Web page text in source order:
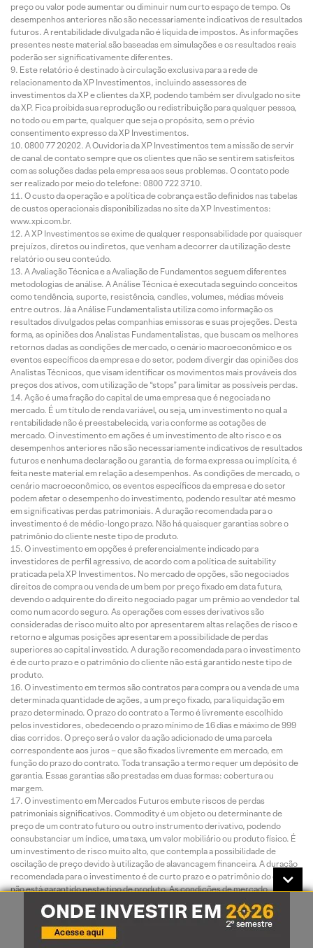
preço ou valor pode aumentar ou diminuir num curto espaço de tempo. Os
desempenhos anteriores não são necessariamente indicativos de resultados
futuros. A rentabilidade divulgada não é líquida de impostos. As informações
presentes neste material são baseadas em simulações e os resultados reais
poderão ser significativamente diferentes.
Este relatório é destinado à circulação exclusiva para a rede de
relacionamento da XP Investimentos, incluindo assessores de
investimentos da XP e clientes da XP, podendo também ser divulgado no site
da XP. Fica proibida sua reprodução ou redistribuição para qualquer pessoa,
no todo ou em parte, qualquer que seja o propósito, sem o prévio
consentimento expresso da XP Investimentos.
0800 77 20202. A Ouvidoria da XP Investimentos tem a missão de servir
de canal de contato sempre que os clientes que não se sentirem satisfeitos
com as soluções dadas pela empresa aos seus problemas. O contato pode
ser realizado por meio do telefone: 0800 722 3710.
O custo da operação e a política de cobrança estão definidos nas tabelas
de custos operacionais disponibilizadas no site da XP Investimentos:
www.xpi.com.br.
A XP Investimentos se exime de qualquer responsabilidade por quaisquer
prejuízos, diretos ou indiretos, que venham a decorrer da utilização deste
relatório ou seu conteúdo.
A Avaliação Técnica e a Avaliação de Fundamentos seguem diferentes
metodologias de análise. A Análise Técnica é executada seguindo conceitos
como tendência, suporte, resistência, candles, volumes, médias móveis
entre outros. Já a Análise Fundamentalista utiliza como informação os
resultados divulgados pelas companhias emissoras e suas projeções. Desta
forma, as opiniões dos Analistas Fundamentalistas, que buscam os melhores
retornos dadas as condições de mercado, o cenário macroeconômico e os
eventos específicos da empresa e do setor, podem divergir das opiniões dos
Analistas Técnicos, que visam identificar os movimentos mais prováveis dos
preços dos ativos, com utilização de “stops” para limitar as possíveis perdas.
Ação é uma fração do capital de uma empresa que é negociada no
mercado. É um título de renda variável, ou seja, um investimento no qual a
rentabilidade não é preestabelecida, varia conforme as cotações de
mercado. O investimento em ações é um investimento de alto risco e os
desempenhos anteriores não são necessariamente indicativos de resultados
futuros e nenhuma declaração ou garantia, de forma expressa ou implícita, é
feita neste material em relação a desempenhos. As condições de mercado, o
cenário macroeconômico, os eventos específicos da empresa e do setor
podem afetar o desempenho do investimento, podendo resultar até mesmo
em significativas perdas patrimoniais. A duração recomendada para o
investimento é de médio-longo prazo. Não há quaisquer garantias sobre o
patrimônio do cliente neste tipo de produto.
O investimento em opções é preferencialmente indicado para
investidores de perfil agressivo, de acordo com a política de suitability
praticada pela XP Investimentos. No mercado de opções, são negociados
direitos de compra ou venda de um bem por preço fixado em data futura,
devendo o adquirente do direito negociado pagar um prêmio ao vendedor tal
como num acordo seguro. As operações com esses derivativos são
consideradas de risco muito alto por apresentarem altas relações de risco e
retorno e algumas posições apresentarem a possibilidade de perdas
superiores ao capital investido. A duração recomendada para o investimento
é de curto prazo e o patrimônio do cliente não está garantido neste tipo de
produto.
O investimento em termos são contratos para compra ou a venda de uma
determinada quantidade de ações, a um preço fixado, para liquidação em
prazo determinado. O prazo do contrato a Termo é livremente escolhido
pelos investidores, obedecendo o prazo mínimo de 16 dias e máximo de 999
dias corridos. O preço será o valor da ação adicionado de uma parcela
correspondente aos juros – que são fixados livremente em mercado, em
função do prazo do contrato. Toda transação a termo requer um depósito de
garantia. Essas garantias são prestadas em duas formas: cobertura ou
margem.
O investimento em Mercados Futuros embute riscos de perdas
patrimoniais significativos. Commodity é um objeto ou determinante de
preço de um contrato futuro ou outro instrumento derivativo, podendo
consubstanciar um índice, uma taxa, um valor mobiliário ou produto físico. É
um investimento de risco muito alto, que contempla a possibilidade de
oscilação de preço devido à utilização de alavancagem financeira. A duração
recomendada para o investimento é de curto prazo e o patrimônio do cliente
não está garantido neste tipo de produto. As condições de mercado,
mudanças climáticas e o cenário macroeconômico podem afetar o
desempenho do investimento.
ESTA INSTITUIÇÃO É ADERENTE AO CÓDIGO ANBIMA DE
DISTRIBUIÇÃO DE PRODUTOS DE INVESTIMENTO.